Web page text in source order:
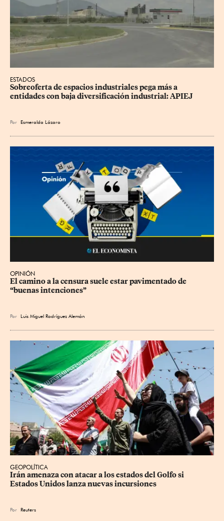
ESTADOS
Sobreoferta de espacios industriales pega más a
entidades con baja diversificación industrial: APIEJ
Por Esmeralda Lázaro
OPINIÓN
El camino a la censura suele estar pavimentado de
“buenas intenciones”
Por Luis Miguel Rodríguez Alemán
GEOPOLÍTICA
Irán amenaza con atacar a los estados del Golfo si
Estados Unidos lanza nuevas incursiones
Por Reuters